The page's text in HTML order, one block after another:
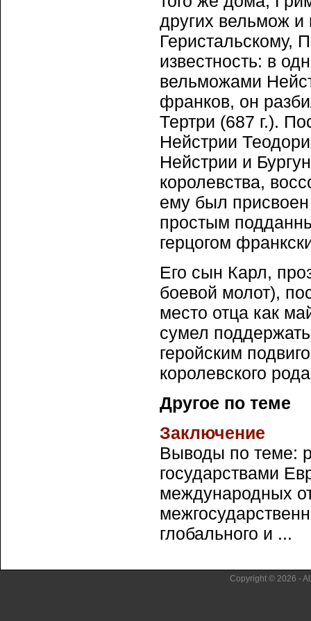
других вельмож
Геристальскому,
известность: в
вельможами
франков, он
Тертри (687 г.).
Нейстрии
Нейстрии и
королевства,
ему был
простым
герцогом
Его сын Карл,
боевой молот),
место отца как
сумел
геройским
королевского
Другое по теме
Заключение
Выводы по теме:
государствами
международных
глобального и ...
Copyright © 2026 -